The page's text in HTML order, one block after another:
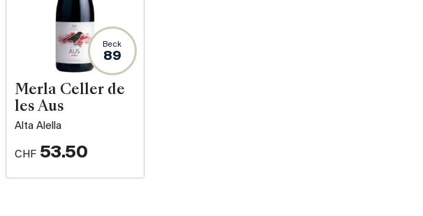
Beck
89
Merla Celler de
les Aus
Alta Alella
CHF 53.50